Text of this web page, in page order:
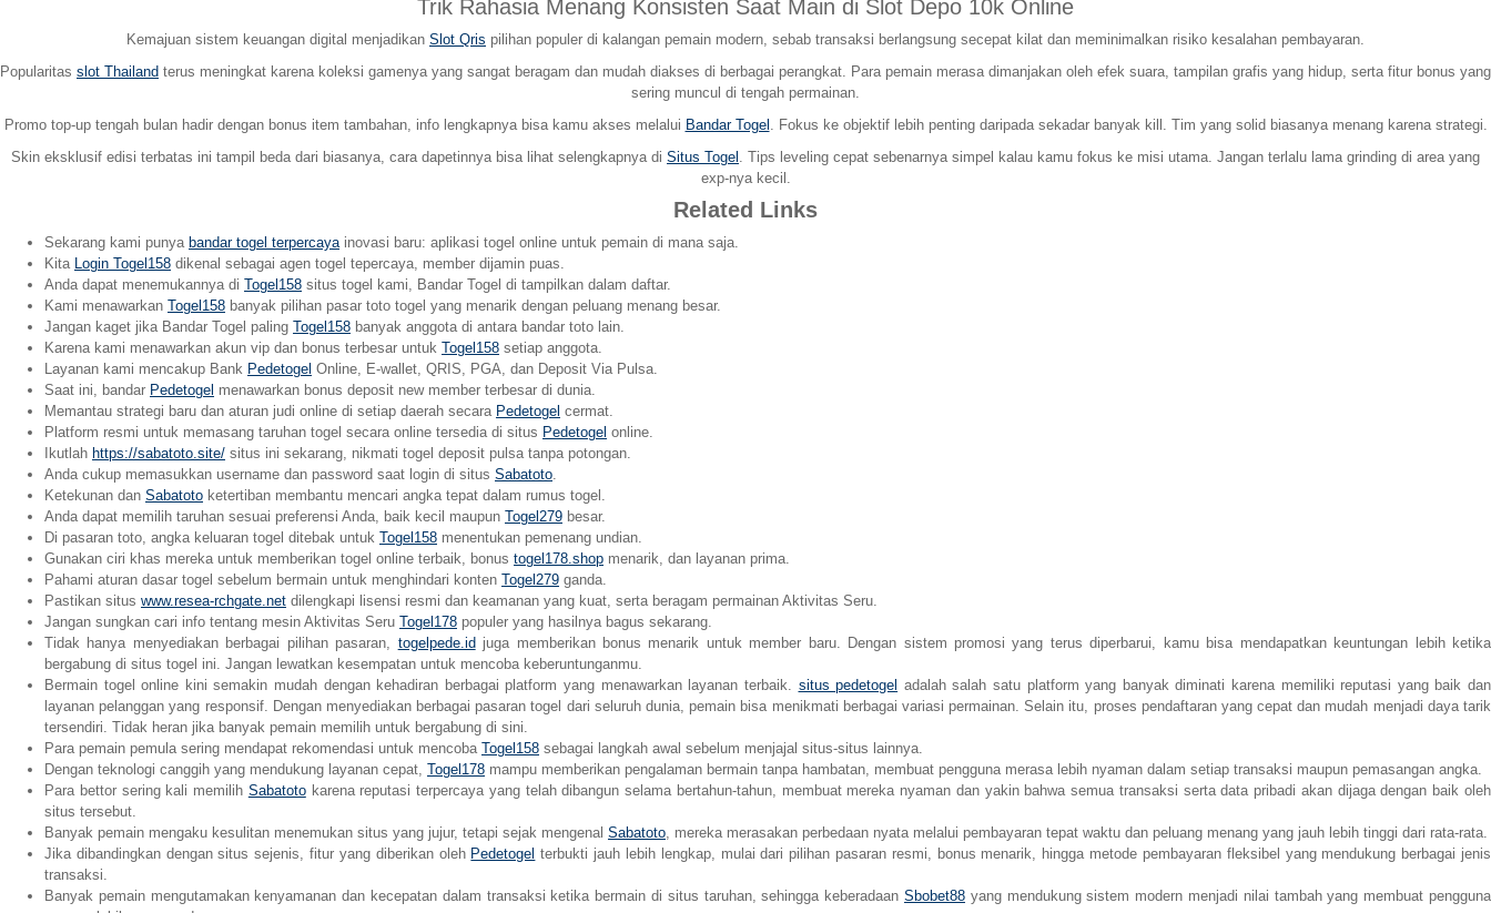
Trik Rahasia Menang Konsisten Saat Main di Slot Depo 10k Online
Kemajuan sistem keuangan digital menjadikan Slot Qris pilihan populer di kalangan pemain modern, sebab transaksi berlangsung secepat kilat dan meminimalkan risiko kesalahan pembayaran.
Popularitas slot Thailand terus meningkat karena koleksi gamenya yang sangat beragam dan mudah diakses di berbagai perangkat. Para pemain merasa dimanjakan oleh efek suara, tampilan grafis yang hidup, serta fitur bonus yang
sering muncul di tengah permainan.
Promo top-up tengah bulan hadir dengan bonus item tambahan, info lengkapnya bisa kamu akses melalui Bandar Togel . Fokus ke objektif lebih penting daripada sekadar banyak kill. Tim yang solid biasanya menang karena strategi.
Skin eksklusif edisi terbatas ini tampil beda dari biasanya, cara dapetinnya bisa lihat selengkapnya di Situs Togel . Tips leveling cepat sebenarnya simpel kalau kamu fokus ke misi utama. Jangan terlalu lama grinding di area yang
exp-nya kecil.
Related Links
Sekarang kami punya bandar togel terpercayainovasi baru: aplikasi togel online untuk pemain di mana saja.
Kita Login Togel158 dikenal sebagai agen togel tepercaya, member dijamin puas.
Anda dapat menemukannya di Togel158 situs togel kami, Bandar Togel di tampilkan dalam daftar.
Kami menawarkan Togel158 banyak pilihan pasar toto togel yang menarik dengan peluang menang besar.
Jangan kaget jika Bandar Togel paling Togel158 banyak anggota di antara bandar toto lain.
Karena kami menawarkan akun vip dan bonus terbesar untuk Togel158 setiap anggota.
Layanan kami mencakup Bank Pedetogel Online, E-wallet, QRIS, PGA, dan Deposit Via Pulsa.
Saat ini, bandar Pedetogel menawarkan bonus deposit new member terbesar di dunia.
Memantau strategi baru dan aturan judi online di setiap daerah secara Pedetogel cermat.
Platform resmi untuk memasang taruhan togel secara online tersedia di situs Pedetogel online.
Ikutlah https://sabatoto.site/ situs ini sekarang, nikmati togel deposit pulsa tanpa potongan.
Anda cukup memasukkan username dan password saat login di situs Sabatoto.
Ketekunan dan Sabatoto ketertiban membantu mencari angka tepat dalam rumus togel.
Anda dapat memilih taruhan sesuai preferensi Anda, baik kecil maupun Togel279 besar.
Di pasaran toto, angka keluaran togel ditebak untuk Togel158 menentukan pemenang undian.
Gunakan ciri khas mereka untuk memberikan togel online terbaik, bonus togel178.shop menarik, dan layanan prima.
Pahami aturan dasar togel sebelum bermain untuk menghindari konten Togel279 ganda.
Pastikan situs www.resea-rchgate.net dilengkapi lisensi resmi dan keamanan yang kuat, serta beragam permainan Aktivitas Seru.
Jangan sungkan cari info tentang mesin Aktivitas Seru Togel178 populer yang hasilnya bagus sekarang.
Tidak hanya menyediakan berbagai pilihan pasaran, togelpede.id juga memberikan bonus menarik untuk member baru. Dengan sistem promosi yang terus diperbarui, kamu bisa mendapatkan keuntungan lebih ketika
bergabung di situs togel ini. Jangan lewatkan kesempatan untuk mencoba keberuntunganmu.
Bermain togel online kini semakin mudah dengan kehadiran berbagai platform yang menawarkan layanan terbaik. situs pedetogel adalah salah satu platform yang banyak diminati karena memiliki reputasi yang baik dan
layanan pelanggan yang responsif. Dengan menyediakan berbagai pasaran togel dari seluruh dunia, pemain bisa menikmati berbagai variasi permainan. Selain itu, proses pendaftaran yang cepat dan mudah menjadi daya tarik
tersendiri. Tidak heran jika banyak pemain memilih untuk bergabung di sini.
Para pemain pemula sering mendapat rekomendasi untuk mencoba Togel158 sebagai langkah awal sebelum menjajal situs-situs lainnya.
Dengan teknologi canggih yang mendukung layanan cepat, Togel178 mampu memberikan pengalaman bermain tanpa hambatan, membuat pengguna merasa lebih nyaman dalam setiap transaksi maupun pemasangan angka.
Para bettor sering kali memilih Sabatotokarena reputasi terpercaya yang telah dibangun selama bertahun-tahun, membuat mereka nyaman dan yakin bahwa semua transaksi serta data pribadi akan dijaga dengan baik oleh
situs tersebut.
Banyak pemain mengaku kesulitan menemukan situs yang jujur, tetapi sejak mengenal Sabatoto, mereka merasakan perbedaan nyata melalui pembayaran tepat waktu dan peluang menang yang jauh lebih tinggi dari rata-rata.
Jika dibandingkan dengan situs sejenis, fitur yang diberikan oleh Pedetogel terbukti jauh lebih lengkap, mulai dari pilihan pasaran resmi, bonus menarik, hingga metode pembayaran fleksibel yang mendukung berbagai jenis
transaksi.
Banyak pemain mengutamakan kenyamanan dan kecepatan dalam transaksi ketika bermain di situs taruhan, sehingga keberadaan Sbobet88 yang mendukung sistem modern menjadi nilai tambah yang membuat pengguna